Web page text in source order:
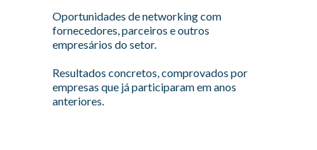
Oportunidades de networking com
fornecedores, parceiros e outros
empresários do setor.
Resultados concretos, comprovados por
empresas que já participaram em anos
anteriores.